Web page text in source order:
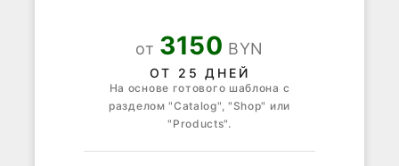
от 3150 BYN
ОТ 25 ДНЕЙ
На основе готового шаблона с
разделом "Catalog", "Shop" или
"Products".